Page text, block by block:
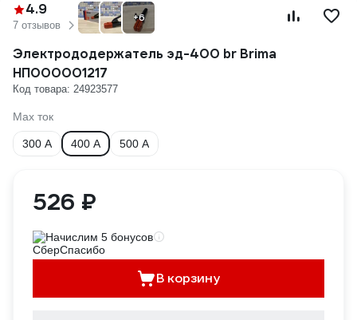
4.9
7 отзывов
+6
Электрододержатель эд-400 br Brima
НП000001217
Код товара: 24923577
Max ток
300 А 400 А 500 А
526 ₽
Начислим 5 бонусов
В корзину